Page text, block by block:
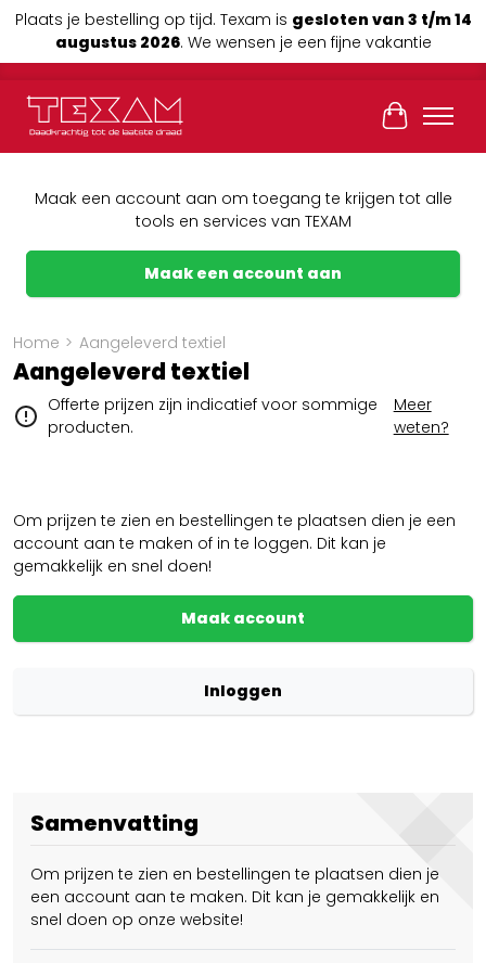
Plaats je bestelling op tijd. Texam is gesloten van 3 t/m 14
augustus 2026. We wensen je een fijne vakantie
Maak een account aan om toegang te krijgen tot alle
tools en services van TEXAM
Maak een account aan
Home > Aangeleverd textiel
Aangeleverd textiel
Offerte prijzen zijn indicatief voor sommige
producten.
Meer
weten?
Om prijzen te zien en bestellingen te plaatsen dien je een
account aan te maken of in te loggen. Dit kan je
gemakkelijk en snel doen!
Maak account
Inloggen
Samenvatting
Om prijzen te zien en bestellingen te plaatsen dien je
een account aan te maken. Dit kan je gemakkelijk en
snel doen op onze website!